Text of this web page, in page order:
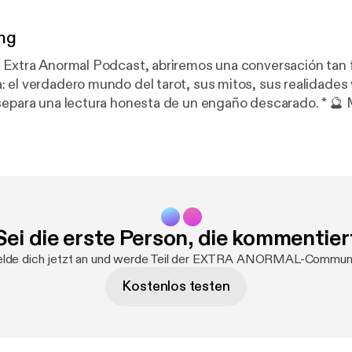
Extra Anormal Podcast, abriremos una conversación
el verdadero mundo del tarot, sus mitos, sus realidades
una lectura honesta de un engaño descarado. * 🔮 Mitos y
o alguna vez se han preguntado:¿Me están
die erste Person, die
dich jetzt an und werde Teil der EXTRA ANORMAL-
Kostenlos testen